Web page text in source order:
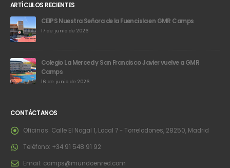
ARTÍCULOS RECIENTES
CEIPS Nuestra Señora de la Fuencisla en GMR Camps
17 de junio de 2026
Colegio La Merced y San Francisco Javier vuelve a GMR
Camps
16 de junio de 2026
CONTÁCTANOS
Oficinas: Calle El Nogal 1, Local 7 - Torrelodones, 28250, Madrid
Teléfono: +34 91 548 91 92
Email: camps@mundoenred.com